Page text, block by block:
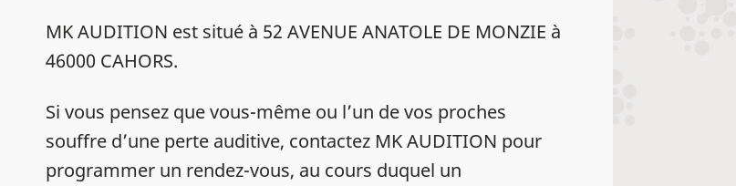
MK AUDITION est situé à 52 AVENUE ANATOLE DE MONZIE à
46000 CAHORS.
Si vous pensez que vous-même ou l’un de vos proches
souffre d’une perte auditive, contactez MK AUDITION pour
programmer un rendez-vous, au cours duquel un